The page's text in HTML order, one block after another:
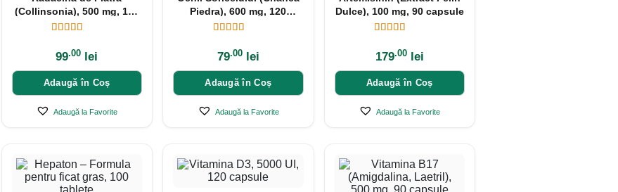
(Collinsonia), 500 mg, 120
capsule
99.00 lei
Adaugă în Coș
Adaugă la Favorite
Piedra), 600 mg, 120
capsule
79.00 lei
Adaugă în Coș
Adaugă la Favorite
Dulce), 100 mg, 90 capsule
179.00 lei
Adaugă în Coș
Adaugă la Favorite